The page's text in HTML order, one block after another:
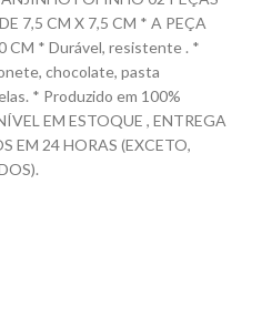
7,5 CM X 7,5 CM * A PEÇA
CM * Durável, resistente . *
chocolate, pasta
* Produzido em 100%
EM ESTOQUE , ENTREGA
EM 24 HORAS (EXCETO,